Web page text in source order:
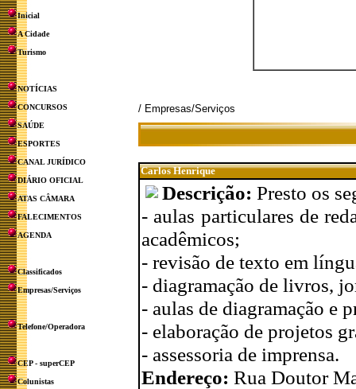
Inicial
A Cidade
Turismo
NOTÍCIAS
CONCURSOS
SAÚDE
ESPORTES
CANAL JURÍDICO
DIÁRIO OFICIAL
ATAS CÂMARA
FALECIMENTOS
AGENDA
Classificados
Empresas/Serviços
Telefone/Operadora
CEP - superCEP
Colunistas
/ Empresas/Serviços
Carlos Henrique
Descrição: Presto os
- aulas particulares de
acadêmicos;
- revisão de texto em
- diagramação de livros,
- aulas de diagramação e
- elaboração de projetos
- assessoria de imprensa.
Endereço: Rua Doutor